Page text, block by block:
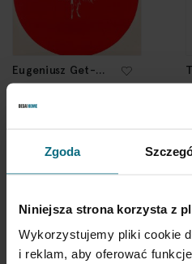
Zgoda
Niniejsza strona korzysta z
Wykorzystujemy pliki cookie
i reklam, aby oferować
Eugeniusz Get-
Stankiewicz